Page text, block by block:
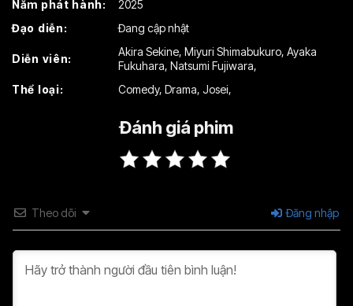
Năm phát hành:
2025
Đạo diễn:
Đang cập nhật
Diễn viên:
Akira Sekine, Miyuri Shimabukuro, Ayaka
Fukuhara, Natsumi Fujiwara,
Thể loại:
Comedy, Drama, Josei,
Đánh giá phim
Theo dõi Đăng nhập